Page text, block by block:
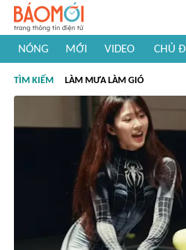
NÓNG MỚI VIDEO CHỦ
#Khám phá thế giới
TÌM KIẾM LÀM MƯA LÀM GIÓ